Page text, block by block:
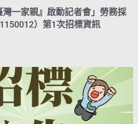
一家親』啟動記者會」勞務採
）第1次招標資訊